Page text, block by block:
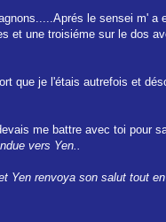
le sensei m' a
et une troisiéme sur le dos
que je l'étais autrefois et
me battre avec toi pour
vers Yen..
Yen renvoya son salut tout